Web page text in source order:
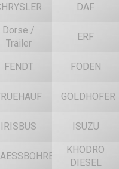
DAF
Dorse /
Trailer
ERF
FENDT FODEN
GOLDHOFER
IRISBUS ISUZU
KHODRO
DIESEL